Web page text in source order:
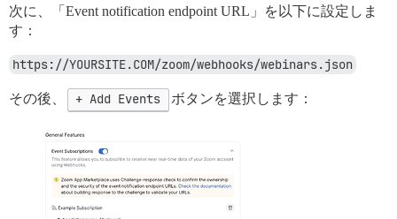
次に、「Event notification endpoint URL」を以下に設定しま
す：
https://YOURSITE.COM/zoom/webhooks/webinars.json
その後、 + Add Events ボタンを選択します：